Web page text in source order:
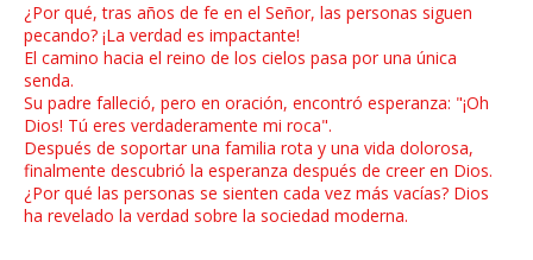
¿Por qué, tras años de fe en el Señor, las personas siguen
pecando? ¡La verdad es impactante!
El camino hacia el reino de los cielos pasa por una única
senda.
Su padre falleció, pero en oración, encontró esperanza: "¡Oh
Dios! Tú eres verdaderamente mi roca".
Después de soportar una familia rota y una vida dolorosa,
finalmente descubrió la esperanza después de creer en Dios.
¿Por qué las personas se sienten cada vez más vacías? Dios
ha revelado la verdad sobre la sociedad moderna.